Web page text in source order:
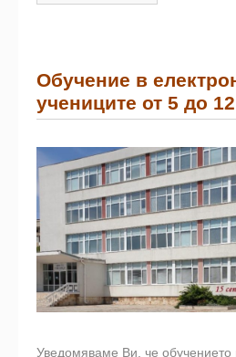
Обучение в
учениците от 5 до
Уведомяваме Ви, че обучението